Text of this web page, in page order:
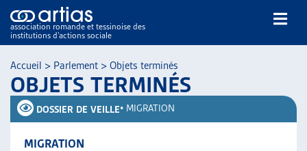
association romande et tessinoise des
institutions d’actions sociale
Accueil > Parlement > Objets terminés
OBJETS TERMINÉS
DOSSIER DE VEILLE• MIGRATION
MIGRATION